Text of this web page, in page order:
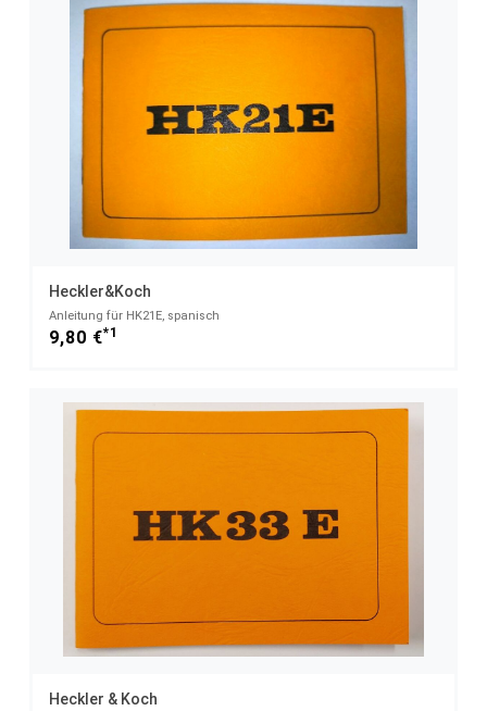
Heckler&Koch
Anleitung für HK21E, spanisch
9,80 €*1
Heckler & Koch